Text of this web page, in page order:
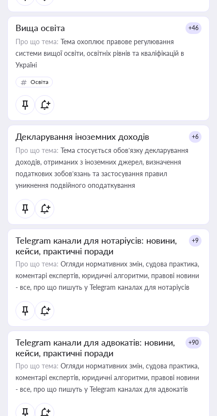
Вища освіта +46
Про що тема: Тема охоплює правове регулювання
системи вищої освіти, освітніх рівнів та кваліфікацій в
Україні
Освіта
Декларування іноземних доходів +6
Про що тема: Тема стосується обов’язку декларування
доходів, отриманих з іноземних джерел, визначення
податкових зобов’язань та застосування правил
уникнення подвійного оподаткування
Telegram канали для нотаріусів: новини,
кейси, практичні поради
+9
Про що тема: Огляди нормативних змін, судова практика,
коментарі експертів, юридичні алгоритми, правові новини
- все, про що пишуть у Telegram каналах для нотаріусів
Telegram канали для адвокатів: новини,
кейси, практичні поради
+90
Про що тема: Огляди нормативних змін, судова практика,
коментарі експертів, юридичні алгоритми, правові новини
- все, про що пишуть у Telegram каналах для адвокатів